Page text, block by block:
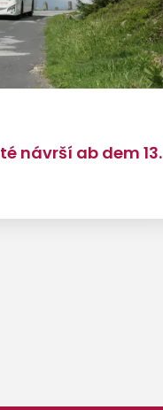
návrší ab dem 13.